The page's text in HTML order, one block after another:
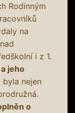
Rodinným
na
i z 1.
jeho
nejen
o